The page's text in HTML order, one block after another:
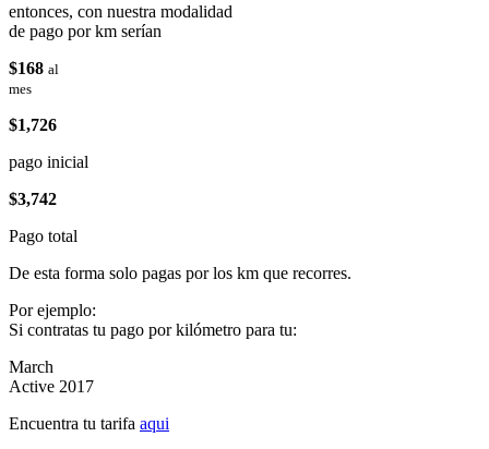
entonces, con nuestra modalidad
de pago por km serían
$168 al
mes
$1,726
pago inicial
$3,742
Pago total
De esta forma solo pagas por los km que recorres.
Por ejemplo:
Si contratas tu pago por kilómetro para tu:
March
Active 2017
Encuentra tu tarifa aqui